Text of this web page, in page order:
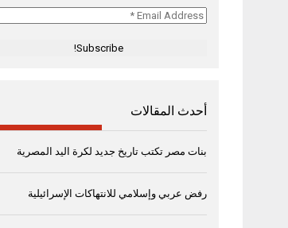
Email
أحدث المقالات
بنات مصر تكتب تاريخ جديد لكرة اليد المصرية
رفض عربي وإسلامي للانتهاكات الإسرائيلية